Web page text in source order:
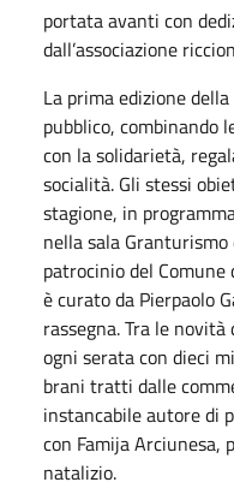
portata avanti con
dall’associazione
La prima edizione
pubblico, combinando
con la solidarietà,
socialità. Gli stessi
stagione, in
nella sala Granturismo
patrocinio del Comune
è curato da Pierpaolo
rassegna. Tra le novità
ogni serata con dieci
brani tratti dalle
instancabile autore di
con Famija Arciunesa,
natalizio.